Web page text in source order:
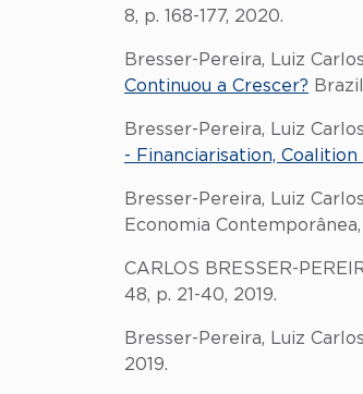
8, p. 168-177, 2020.
Bresser-Pereira, Luiz
Continuou a Crescer?
Bresser-Pereira, Luiz
- Financiarisation,
Bresser-Pereira, Luiz
Economia Contemporânea,
CARLOS BRESSER-
48, p. 21-40, 2019.
Bresser-Pereira, Luiz
2019.